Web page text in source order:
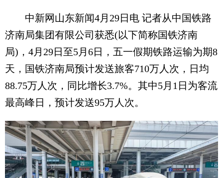
中新网山东新闻4月29日电 记者从中国铁路
济南局集团有限公司获悉(以下简称国铁济南
局)，4月29日至5月6日，五一假期铁路运输为期8
天，国铁济南局预计发送旅客710万人次，日均
88.75万人次，同比增长3.7%。其中5月1日为客流
最高峰日，预计发送95万人次。